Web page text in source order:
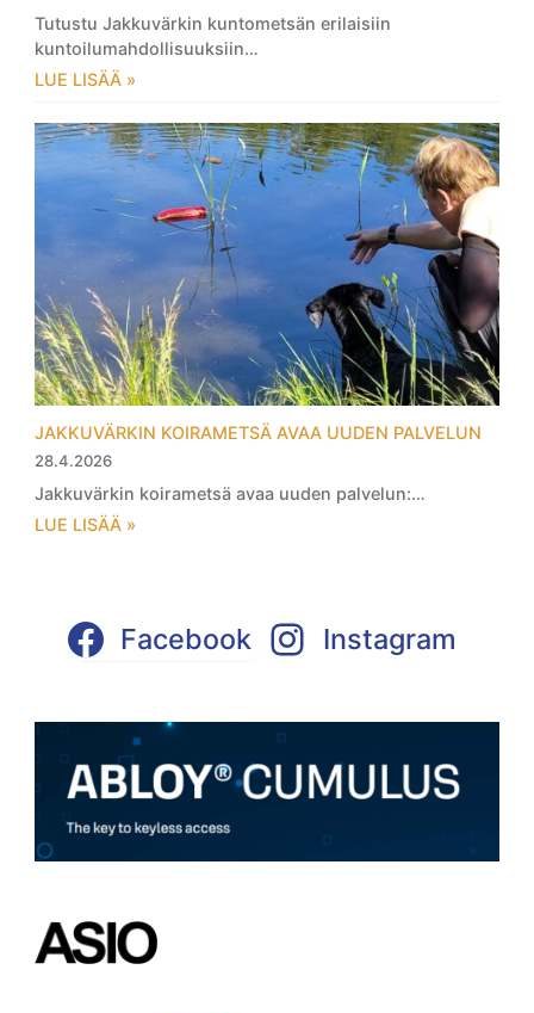
Tutustu Jakkuvärkin kuntometsän erilaisiin
kuntoilumahdollisuuksiin…
LUE LISÄÄ »
JAKKUVÄRKIN KOIRAMETSÄ AVAA UUDEN PALVELUN
28.4.2026
Jakkuvärkin koirametsä avaa uuden palvelun:…
LUE LISÄÄ »
Facebook Instagram